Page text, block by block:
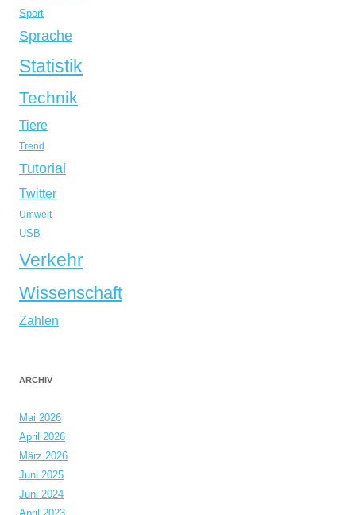
Sport
Sprache
Statistik
Technik
Tiere
Trend
Tutorial
Twitter
Umwelt
USB
Verkehr
Wissenschaft
Zahlen
ARCHIV
Mai 2026
April 2026
März 2026
Juni 2025
Juni 2024